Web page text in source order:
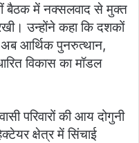
बैठक में नक्सलवाद से मुक्त
उन्होंने कहा कि दशकों
आर्थिक पुनरुत्थान,
विकास का मॉडल
परिवारों की आय दोगुनी
क्षेत्र में सिंचाई